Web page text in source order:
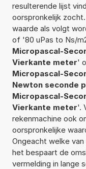
resulterende lijst
oorspronkelijk
waarde als volgt
of '80 uPas to Ns/
Micropascal-
Vierkante meter'
Micropascal-
Newton seconde
Micropascal-
Vierkante meter'.
rekenmachine ook
oorspronkelijke
Ongeacht welke
het bespaart de
vermelding in lange